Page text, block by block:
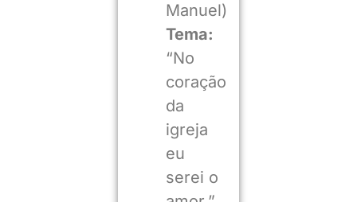
Manuel)
Tema:
“No
coração
da
igreja
eu
serei o